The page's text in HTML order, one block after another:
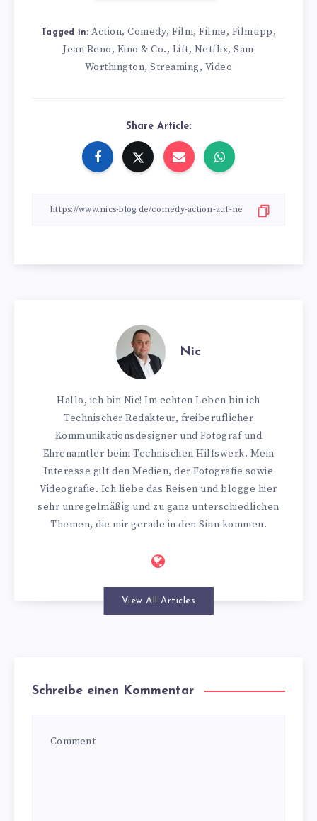
Tagged in: Action, Comedy, Film, Filme, Filmtipp,
Jean Reno, Kino & Co., Lift, Netflix,Sam
Worthington,Streaming, Video
Share Article:
Nic
Hallo, ich bin Nic! Im echten Leben bin ich
Technischer Redakteur, freiberuflicher
Kommunikationsdesigner und Fotograf und
Ehrenamtler beim Technischen Hilfswerk. Mein
Interesse gilt den Medien, der Fotografie sowie
Videografie. Ich liebe das Reisen und blogge hier
sehr unregelmäßig und zu ganz unterschiedlichen
Themen, die mir gerade in den Sinn kommen.
View All Articles
Schreibe einen Kommentar